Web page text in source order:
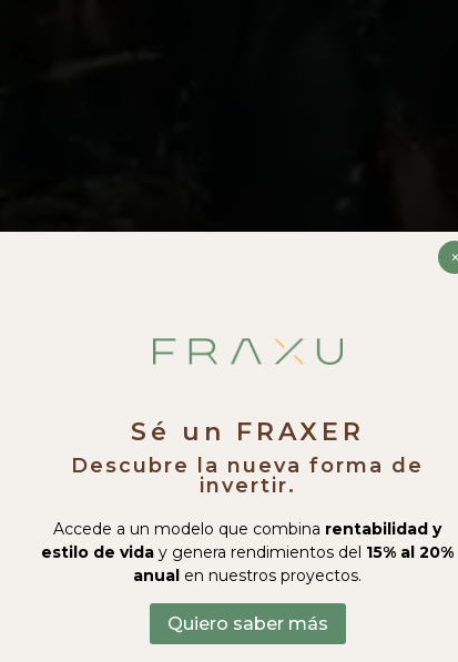
×
Sé un FRAXER
Descubre la nueva forma de
invertir.
Accede a un modelo que combina rentabilidad y
estilo de vida y genera rendimientos del 15% al 20%
anual en nuestros proyectos.
Quiero saber más